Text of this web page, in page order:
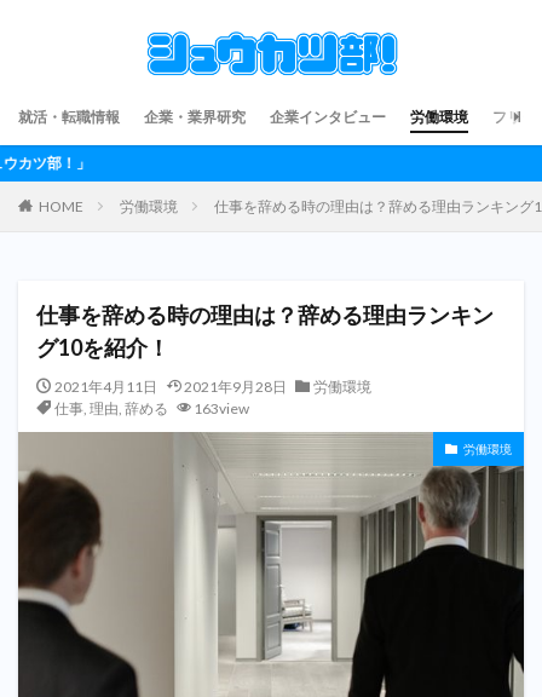
就活・転職情報 企業・業界研究 企業インタビュー 労働環境 フリー
HOME 労働環境 仕事を辞める時の理由は？辞める理由ランキング
仕事を辞める時の理由は？辞める理由ランキン
グ10を紹介！
2021年4月11日 2021年9月28日
労働環境
仕事, 理由, 辞める 163view
労働環境